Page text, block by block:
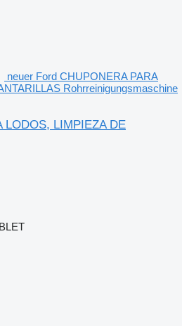
neuer Ford CHUPONERA PARA
Rohrreinigungsmaschine
LODOS, LIMPIEZA DE